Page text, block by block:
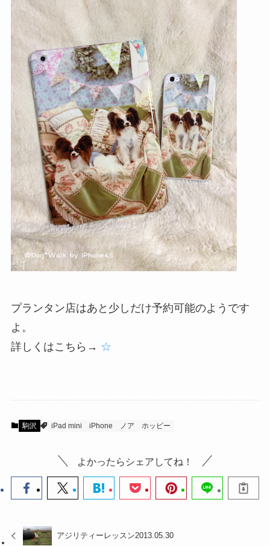
プランタン店はあと少しだけ予約可能のようです
よ。
詳しくはこちら→ ☆
駒沢 iPad mini iPhone ノア ホッピー
よかったらシェアしてね！
アジリティーレッスン2013.05.30